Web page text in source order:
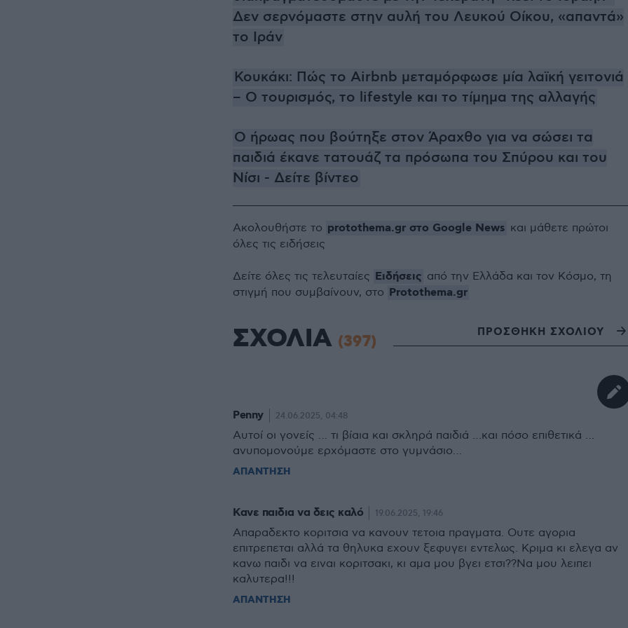
Δεν σερνόμαστε στην αυλή του Λευκού Οίκου, «απαντά»
το Ιράν
Κουκάκι: Πώς το Airbnb μεταμόρφωσε μία λαϊκή γειτονιά
– Ο τουρισμός, το lifestyle και το τίμημα της αλλαγής
Ο ήρωας που βούτηξε στον Άραχθο για να σώσει τα
παιδιά έκανε τατουάζ τα πρόσωπα του Σπύρου και του
Νίσι - Δείτε βίντεο
Ακολουθήστε το protothema.gr στο Google News και μάθετε πρώτοι
όλες τις ειδήσεις
Δείτε όλες τις τελευταίες Ειδήσεις από την Ελλάδα και τον Κόσμο, τη
στιγμή που συμβαίνουν, στο Protothema.gr
ΣΧΟΛΙΑ (397) ΠΡΟΣΘΗΚΗ ΣΧΟΛΙΟΥ
Penny 24.06.2025, 04:48
Αυτοί οι γονείς … τι βίαια και σκληρά παιδιά …και πόσο επιθετικά …
ανυπομονούμε ερχόμαστε στο γυμνάσιο…
ΑΠΑΝΤΗΣΗ
Κανε παιδια να δεις καλό 19.06.2025, 19:46
Απαραδεκτο κοριτσια να κανουν τετοια πραγματα. Ουτε αγορια
επιτρεπεται αλλά τα θηλυκα εχουν ξεφυγει εντελως. Κριμα κι ελεγα αν
κανω παιδι να ειναι κοριτσακι, κι αμα μου βγει ετσι??Να μου λειπει
καλυτερα!!!
ΑΠΑΝΤΗΣΗ